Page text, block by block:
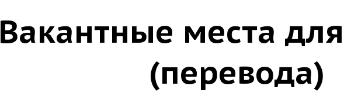
Вакантные места
(перевода)